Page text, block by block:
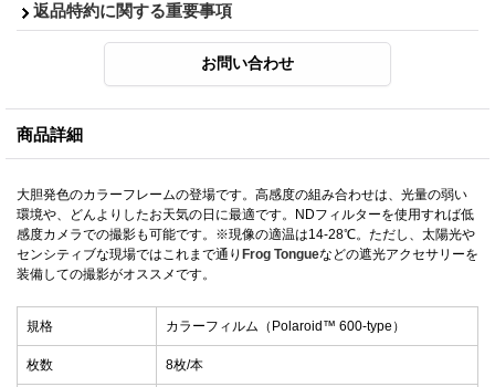
返品特約に関する重要事項
商品詳細
大胆発色のカラーフレームの登場です。高感度の組み合わせは、光量の弱い
環境や、どんよりしたお天気の日に最適です。NDフィルターを使用すれば低
感度カメラでの撮影も可能です。※現像の適温は14-28℃。ただし、太陽光や
センシティブな現場ではこれまで通り Frog Tongueなどの遮光アクセサリーを
装備しての撮影がオススメです。
規格 カラーフィルム（Polaroid™ 600-type）
枚数 8枚/本